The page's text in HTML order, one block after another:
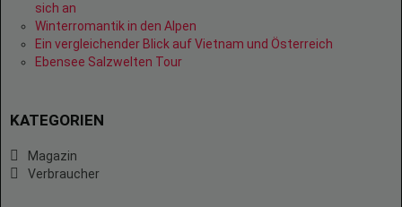
sich an
Winterromantik in den Alpen
Ein vergleichender Blick auf Vietnam und Österreich
Ebensee Salzwelten Tour
KATEGORIEN
Magazin
Verbraucher